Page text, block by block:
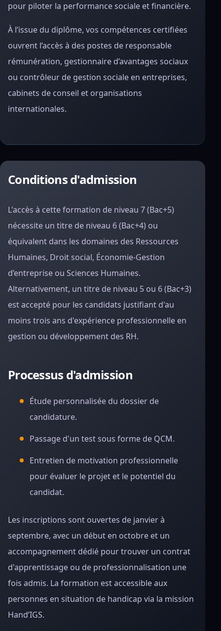
pour piloter la performance sociale et financière.
À l’issue du diplôme, vos compétences certifiées
ouvrent l’accès à des postes de responsable
rémunération, gestionnaire d’avantages sociaux
ou contrôleur de gestion sociale en entreprises,
cabinets de conseil et organisations
internationales.
Conditions d'admission
L'accès à cette formation de niveau 7 (Bac+5)
nécessite un titre de niveau 6 (Bac+4) ou
équivalent dans les domaines des Ressources
Humaines, Droit social, Économie-Gestion
d’entreprise ou Sciences Humaines.
Alternativement, un titre de niveau 5 ou 6 (Bac+3)
est accepté pour les candidats justifiant d'au
moins trois ans d'expérience professionnelle en
gestion ou développement des RH.
Processus d'admission
Étude personnalisée du dossier de
candidature.
Passage d'un test sous forme de QCM.
Entretien de motivation professionnelle
pour évaluer le projet et le potentiel du
candidat.
Les inscriptions sont ouvertes de janvier à
septembre, avec un début en octobre et un
accompagnement dédié pour trouver un contrat
d'apprentissage ou de professionnalisation une
fois admis. La formation est accessible aux
personnes en situation de handicap via la mission
Hand’IGS.